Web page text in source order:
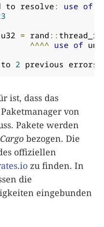
to resolve: use of
u32 = rand::
^^^^ use of
2 previous errors
ist, dass das
von
Pakete werden
Cargo bezogen. Die
offiziellen
zu finden. In
die
eingebunden